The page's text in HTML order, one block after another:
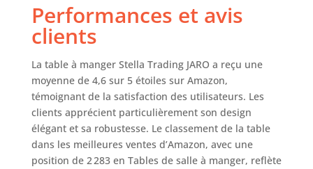
travaillons
uniquement avec
sélectionnés et
renommés.
Performances et avis
clients
La table à manger Stella Trading JARO a reçu une
moyenne de 4,6 sur 5 étoiles sur Amazon,
témoignant de la satisfaction des utilisateurs. Les
clients apprécient particulièrement son design
élégant et sa robustesse. Le classement de la table
dans les meilleures ventes d’Amazon, avec une
position de 2 283 en Tables de salle à manger, reflète